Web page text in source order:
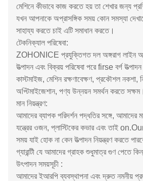
মেশিনে কীভাবে কাজ করতে হয় তা শেখার জন্য
যখন আপনাকে অপ্রাসঙ্গিক সময় কোন সমস্যা
সাহায্য করতে চাই এটি সমাধান করতে।
টেকনিক্যাল পরিষেবা:
ZOHONICE প্রযুক্তিগত দল অঙ্গরাগ লাইন
উত্পাদন এবং বিক্রয় পরিষেবা পরে firse বর্গ
কাস্টমাইজ, মেশিন রক্ষণাবেক্ষণ, প্রকৌশল নকশা,
অপ্টিমাইজেশান, পণ্য উন্নয়ন সমর্থন করতে সক্ষম।
মান নিয়ন্ত্রণ:
আমাদের ব্যাপক পরিদর্শন পদ্ধতির সঙ্গে, আমাদের
যন্ত্রের ওজন, প্লাস্টিকের কভার এবং তাই
সময় যাই হোক না কেন উত্পাদন নিয়ন্ত্রণ করতে
গ্যারান্টী যে আমাদের গ্রাহক শুধুমাত্র গুণ পেতে
উৎপাদন সময়সূচী :
আমাদের ইআরপি ব্যবস্থাপনা এবং দ্রুত নমনীয়